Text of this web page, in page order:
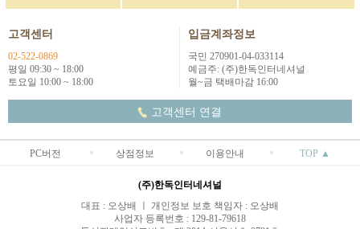
고객센터
02-522-0869
평일 09:30 ~ 18:00
토요일 10:00 ~ 18:00
입금계좌정보
국민 270901-04-033114
예금주: (주)한독인터네셔널
월~금 택배마감 16:00
고객센터 연결
PC버전 상점정보 이용안내 TOP ▲
(주)한독인터네셔널
대표 : 오상배 ㅣ 개인정보 보호 책임자 : 오상배
사업자 등록번호 : 129-81-79618